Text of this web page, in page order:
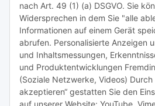
Tipps & Tricks rund um Sublimation
TiDis Videos auf Youtube
Nachfüllpreise für Druckerpatronen
Refillservice Patronen verpacken
TiDis Druckerwerkstatt
nach Art. 49 (1) (a) DSGVO. Sie
Widersprechen in dem Sie "alle
Informationen auf einem Gerät
abrufen. Personalisierte Anzeigen
und Inhaltsmessungen,
und Produktentwicklungen
(Soziale Netzwerke, Videos) Durch
akzeptieren“ gestatten Sie den